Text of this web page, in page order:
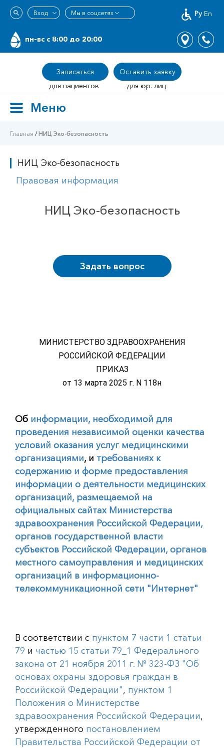
Ру En
пн-вс c 8:00 до 20:00
Записаться
Оставить заявку
для пациентов
для юр. лиц
ToggleМеню
Главная /НИЦ Эко-безопасность
НИЦ Эко-безопасность
Правовая информация
НИЦ Эко-безопасность
Задать вопрос
МИНИСТЕРСТВО ЗДРАВООХРАНЕНИЯ
РОССИЙСКОЙ ФЕДЕРАЦИИ
ПРИКАЗ
от 13 марта 2025 г. N 118н
Об информации, необходимой для
проведения независимой оценки качества
условий оказания услуг медицинскими
организациями, и требованиях к
содержанию и форме предоставления
информации о деятельности медицинских
организаций, размещаемой на
официальных сайтах Министерства
здравоохранения Российской Федерации,
органов государственной власти
субъектов Российской Федерации, органов
местного самоуправления и медицинских
организаций в информационно-
телекоммуникационной сети "Интернет"
В соответствии с пунктом 7 части 1 статьи
79 и частью 15 статьи 79_1 Федерального
закона от 21 ноября 2011 г. № 323-ФЗ "Об
основах охраны здоровья граждан в
Российской Федерации", пунктом 1
Положения о Министерстве
здравоохранения Российской Федерации,
утвержденного постановлением
Правительства Российской Федерации от